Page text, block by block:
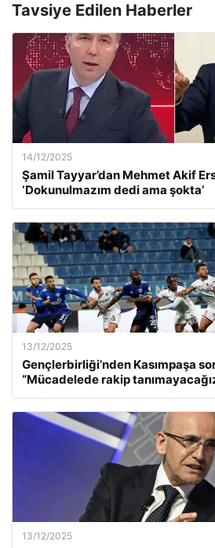
Tavsiye Edilen Haberler
14/12/2025
Şamil Tayyar’dan Mehmet Akif
‘Dokunulmazım dedi ama şokta’
13/12/2025
Gençlerbirliği’nden Kasımpaşa
“Mücadelede rakip
13/12/2025